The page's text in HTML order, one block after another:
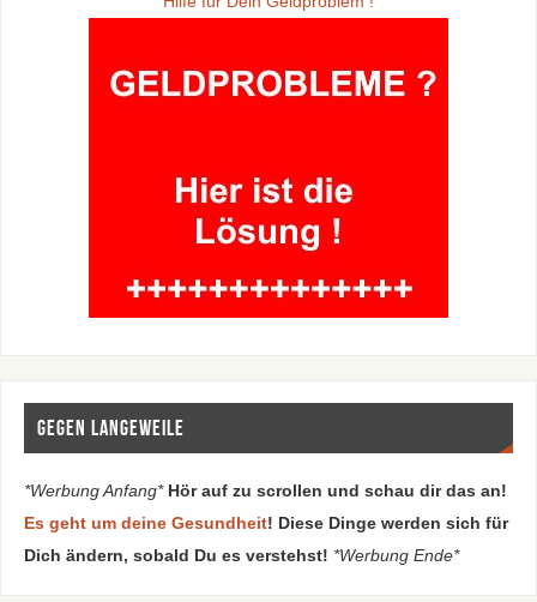
Gegen Langeweile
*Werbung Anfang* Hör auf zu scrollen und schau dir das an!
Es geht um deine Gesundheit! Diese Dinge werden sich für
Dich ändern, sobald Du es verstehst! *Werbung Ende*